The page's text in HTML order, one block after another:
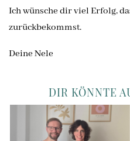
Ich wünsche dir viel Erfolg,
zurückbekommst.
Deine Nele
DIR KÖNNTE